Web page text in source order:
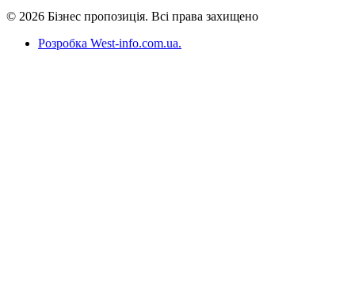
© 2026 Бізнес пропозиція. Всі права захищено
Розробка West-info.com.ua.